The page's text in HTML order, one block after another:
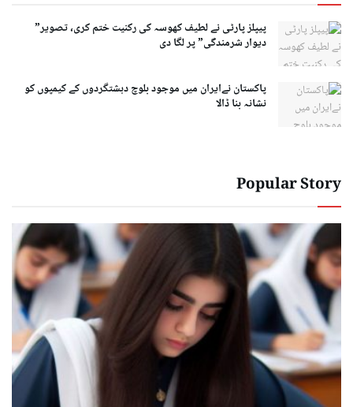
پیپلز پارٹی نے لطیف کھوسہ کی رکنیت ختم کری، تصویر”
دیوار شرمندگی” پر لگا دی
پاکستان نےایران میں موجود بلوچ دہشتگردوں کے کیمپوں کو
نشانہ بنا ڈالا
Popular Story